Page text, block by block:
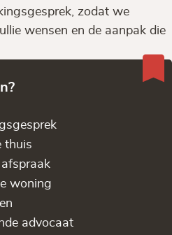
zodat we
wensen en de aanpak die
thuis
woning
advocaat